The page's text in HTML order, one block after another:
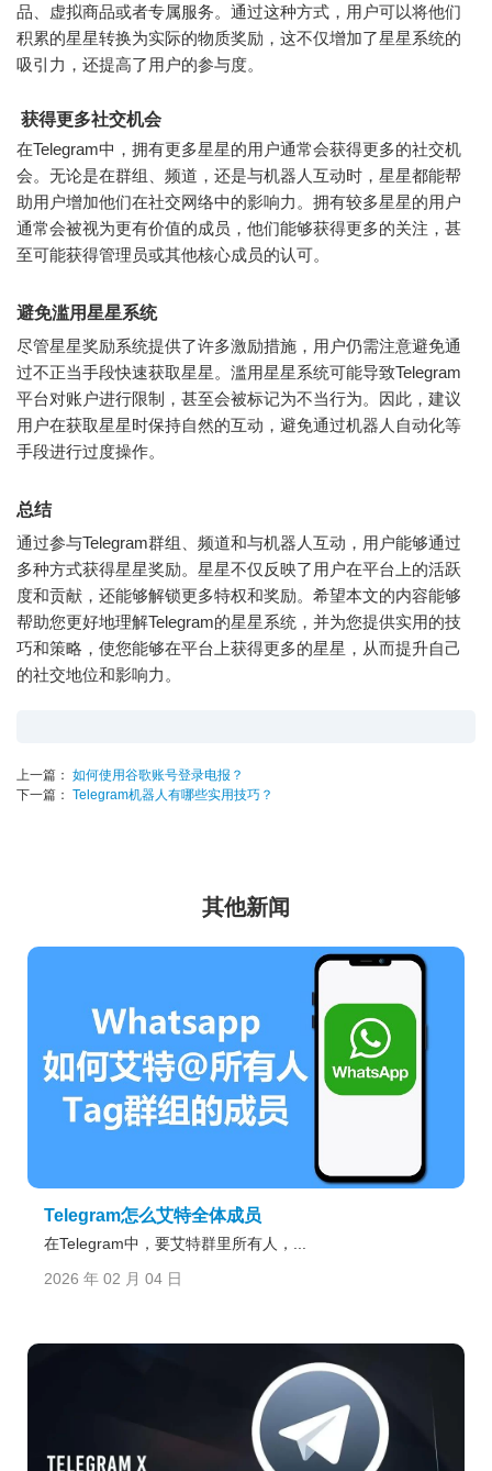
品、虚拟商品或者专属服务。通过这种方式，用户可以将他们
积累的星星转换为实际的物质奖励，这不仅增加了星星系统的
吸引力，还提高了用户的参与度。
获得更多社交机会
在Telegram中，拥有更多星星的用户通常会获得更多的社交机
会。无论是在群组、频道，还是与机器人互动时，星星都能帮
助用户增加他们在社交网络中的影响力。拥有较多星星的用户
通常会被视为更有价值的成员，他们能够获得更多的关注，甚
至可能获得管理员或其他核心成员的认可。
避免滥用星星系统
尽管星星奖励系统提供了许多激励措施，用户仍需注意避免通
过不正当手段快速获取星星。滥用星星系统可能导致Telegram
平台对账户进行限制，甚至会被标记为不当行为。因此，建议
用户在获取星星时保持自然的互动，避免通过机器人自动化等
手段进行过度操作。
总结
通过参与Telegram群组、频道和与机器人互动，用户能够通过
多种方式获得星星奖励。星星不仅反映了用户在平台上的活跃
度和贡献，还能够解锁更多特权和奖励。希望本文的内容能够
帮助您更好地理解Telegram的星星系统，并为您提供实用的技
巧和策略，使您能够在平台上获得更多的星星，从而提升自己
的社交地位和影响力。
上一篇： 如何使用谷歌账号登录电报？
下一篇： Telegram机器人有哪些实用技巧？
其他新闻
Telegram怎么艾特全体成员
在Telegram中，要艾特群里所有人，...
2026 年 02 月 04 日